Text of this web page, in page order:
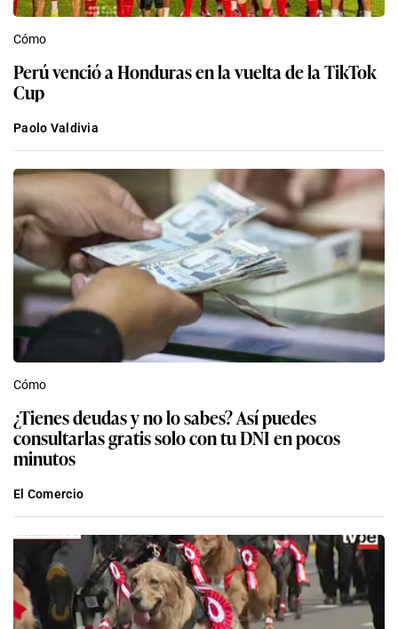
Cómo
Perú venció a Honduras en la vuelta de la TikTok
Cup
Paolo Valdivia
Cómo
¿Tienes deudas y no lo sabes? Así puedes
consultarlas gratis solo con tu DNI en pocos
minutos
El Comercio